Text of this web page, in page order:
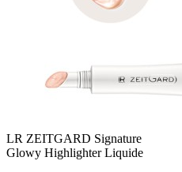
LR ZEITGARD Signature
Glowy​ Highlighter Liquide